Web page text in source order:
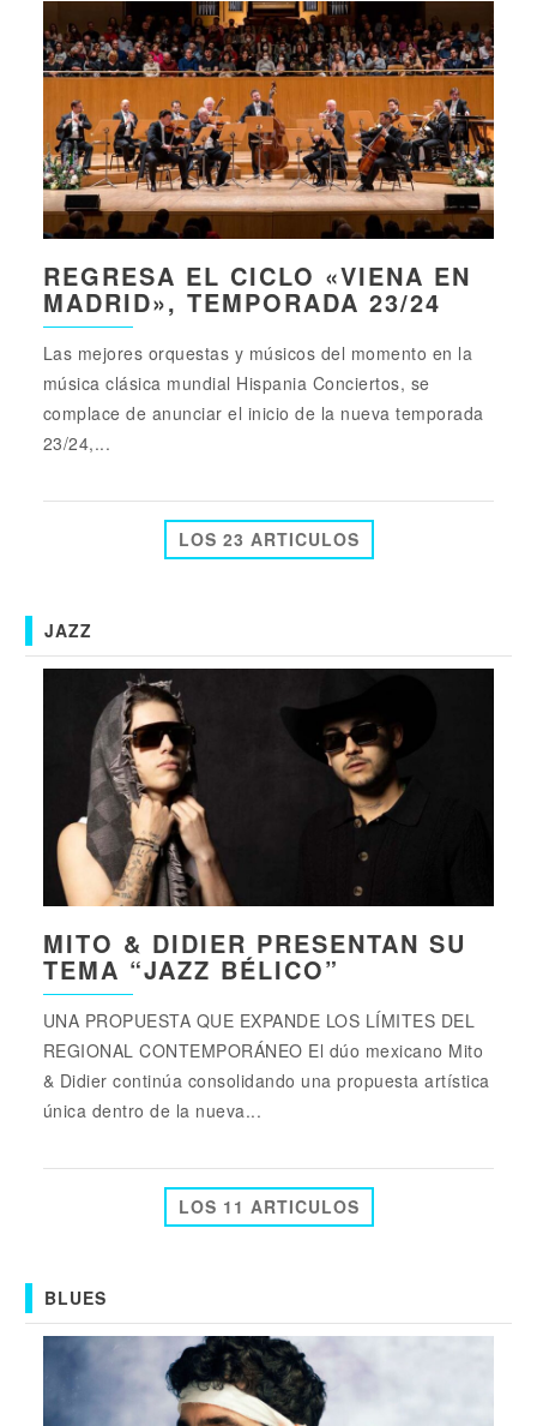
REGRESA EL CICLO «VIENA EN
MADRID», TEMPORADA 23/24
Las mejores orquestas y músicos del momento en la
música clásica mundial Hispania Conciertos, se
complace de anunciar el inicio de la nueva temporada
23/24,...
LOS 23 ARTICULOS
JAZZ
MITO & DIDIER PRESENTAN SU
TEMA “JAZZ BÉLICO”
UNA PROPUESTA QUE EXPANDE LOS LÍMITES DEL
REGIONAL CONTEMPORÁNEO El dúo mexicano Mito
& Didier continúa consolidando una propuesta artística
única dentro de la nueva...
LOS 11 ARTICULOS
BLUES